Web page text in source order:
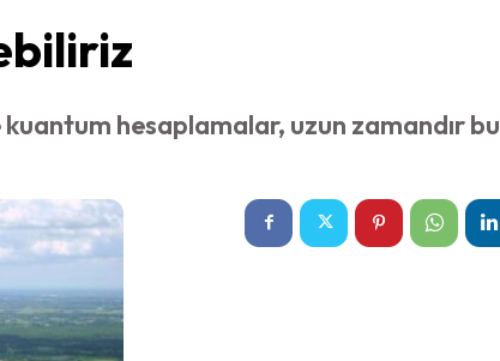
hesaplamalar, uzun zamandır bu